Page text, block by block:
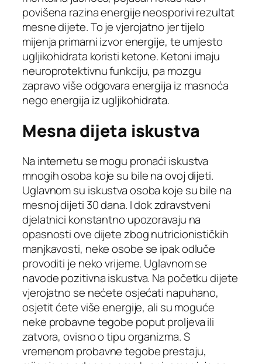
povišena razina energije neosporivi rezultat
mesne dijete. To je vjerojatno jer tijelo
mijenja primarni izvor energije, te umjesto
ugljikohidrata koristi ketone. Ketoni imaju
neuroprotektivnu funkciju, pa mozgu
zapravo više odgovara energija iz masnoća
nego energija iz ugljikohidrata.
Mesna dijeta iskustva
Na internetu se mogu pronaći iskustva
mnogih osoba koje su bile na ovoj dijeti.
Uglavnom su iskustva osoba koje su bile na
mesnoj dijeti 30 dana. I dok zdravstveni
djelatnici konstantno upozoravaju na
opasnosti ove dijete zbog nutricionističkih
manjkavosti, neke osobe se ipak odluče
provoditi je neko vrijeme. Uglavnom se
navode pozitivna iskustva. Na početku dijete
vjerojatno se nećete osjećati napuhano,
osjetit ćete više energije, ali su moguće
neke probavne tegobe poput proljeva ili
zatvora, ovisno o tipu organizma. S
vremenom probavne tegobe prestaju,